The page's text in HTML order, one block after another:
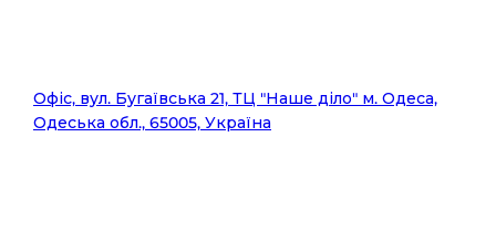
Офіс, вул. Бугаївська 21, ТЦ "Наше діло" м. Одеса,
Одеська обл., 65005, Україна